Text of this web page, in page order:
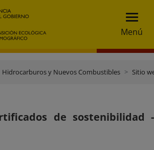
Menú
Hidrocarburos y Nuevos Combustibles Sitio
de sostenibilidad -